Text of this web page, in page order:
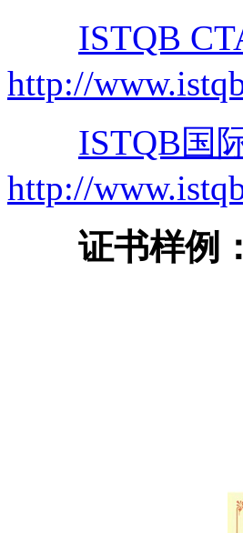
ISTQB
http://
ISTQB国
http://
证书样例：